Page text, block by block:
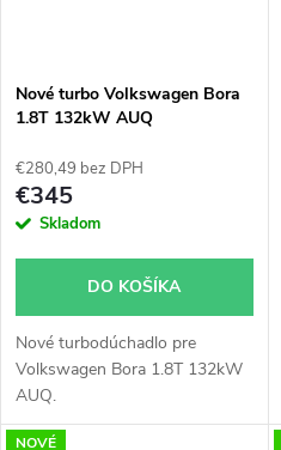
Nové turbo Volkswagen Bora
1.8T 132kW AUQ
€280,49 bez DPH
€345
Skladom
DO KOŠÍKA
Nové turbodúchadlo pre
Volkswagen Bora 1.8T 132kW
AUQ.
NOVÉ